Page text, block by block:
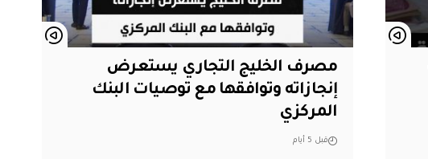
مصرف الخليج التجاري يستعرض
إنجازاته وتوافقها مع توصيات البنك
المركزي
قبل 5 أيام